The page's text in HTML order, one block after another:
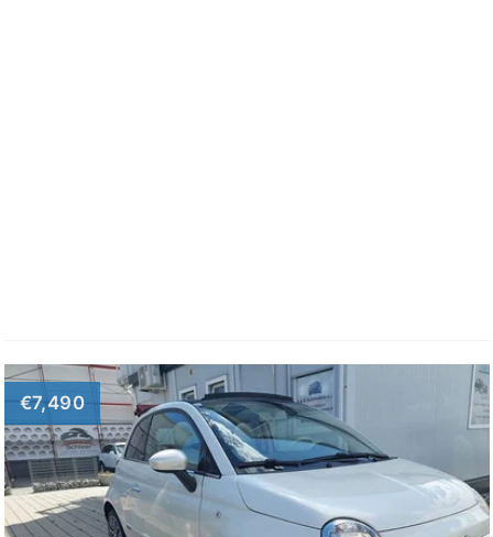
€7,490